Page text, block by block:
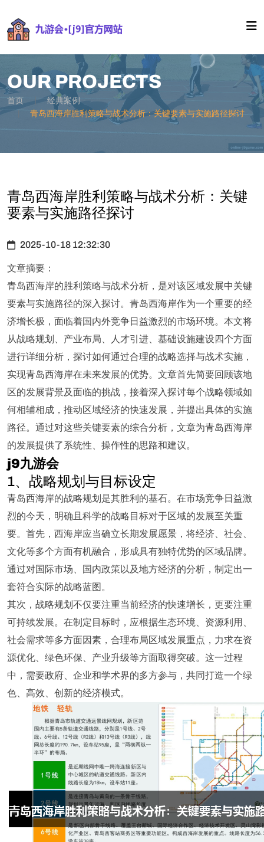
OUR PROJECTS
首页
经典案例
青岛西海岸胜利策略与战术分析：关键要素与实施路径探讨
青岛西海岸胜利策略与战术分析：关键
要素与实施路径探讨
2025-10-18 12:32:30
文章摘要：
青岛西海岸的胜利策略与战术分析，是对该区域发展中关键
要素与实施路径的深入探讨。青岛西海岸作为一个重要的经
济增长极，面临着国内外竞争日益激烈的市场环境。本文将
从战略规划、产业布局、人才引进、基础设施建设四个方面
进行详细分析，探讨如何通过合理的战略选择与战术实施，
实现青岛西海岸在未来发展的优势。文章首先简要回顾该地
区的发展背景及面临的挑战，接着深入探讨每个战略领域如
何相辅相成，推动区域经济的快速发展，并提出具体的实施
路径。通过对这些关键要素的综合分析，文章为青岛西海岸
的发展提供了系统性、操作性的思路和建议。
j9九游会
1、战略规划与目标设定
青岛西海岸的战略规划是其胜利的基石。在市场竞争日益激
烈的今天，明确且科学的战略目标对于区域的发展至关重
要。首先，西海岸应当确立长期发展愿景，将经济、社会、
文化等多个方面有机融合，形成具有独特优势的区域品牌。
通过对国际市场、国内政策以及地方经济的分析，制定出一
套符合实际的战略蓝图。
其次，战略规划不仅要注重当前经济的快速增长，更要注重
可持续发展。在制定目标时，应根据生态环境、资源利用、
社会需求等多方面因素，合理布局区域发展重点，力求在资
源优化、绿色环保、产业升级等方面取得突破。这一过程
中，需要政府、企业和学术界的多方参与，共同打造一个绿
色、高效、创新的经济模式。